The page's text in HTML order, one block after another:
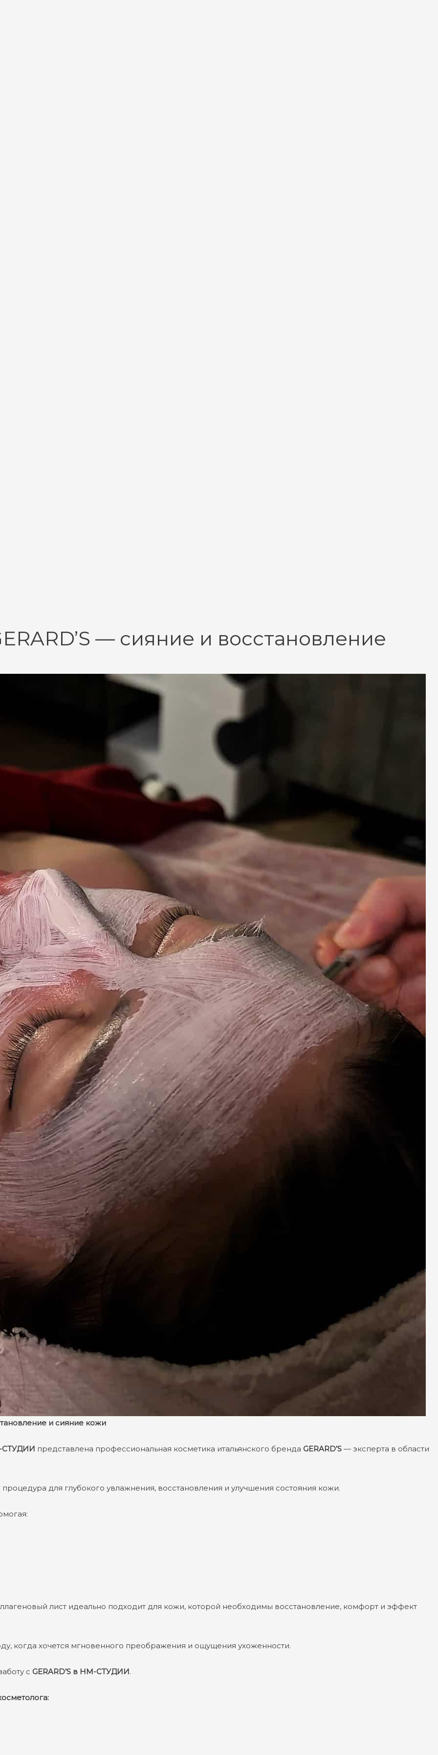
— сияние и восстановление
и сияние кожи
представлена профессиональная косметика итальянского бренда GERARD’S — эксперта в области
для глубокого увлажнения, восстановления и улучшения состояния кожи.
лист идеально подходит для кожи, которой необходимы восстановление, комфорт и эффект
когда хочется мгновенного преображения и ощущения ухоженности.
с GERARD’S в НМ-СТУДИИ.